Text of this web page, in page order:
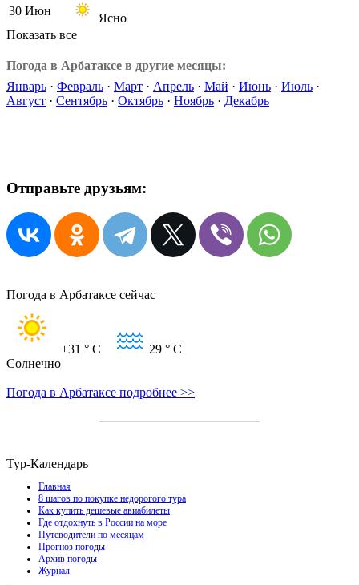
30 Июн
Ясно
Показать все
Погода в Арбатаксе в другие месяцы:
Январь · Февраль · Март · Апрель · Май · Июнь · Июль ·
Август · Сентябрь · Октябрь · Ноябрь · Декабрь
Отправьте друзьям:
Погода в Арбатаксе сейчас
+31 ° C 29 ° C
Солнечно
Погода в Арбатаксе подробнее >>
Тур-Календарь
Главная
8 шагов по покупке недорогого тура
Как купить дешевые авиабилеты
Где отдохнуть в России на море
Путеводители по месяцам
Прогноз погоды
Архив погоды
Журнал